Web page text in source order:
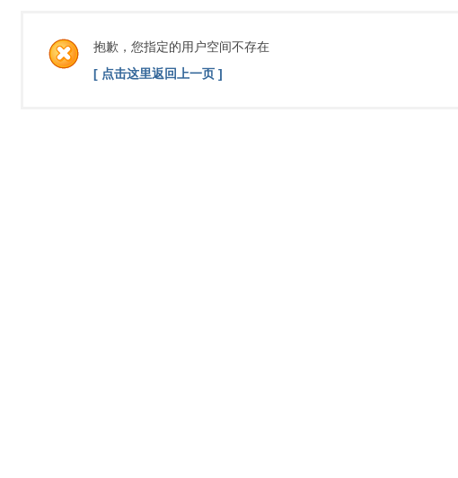
索
抱歉，您指定的用户空间不存在
[ 点击这里返回上一页 ]